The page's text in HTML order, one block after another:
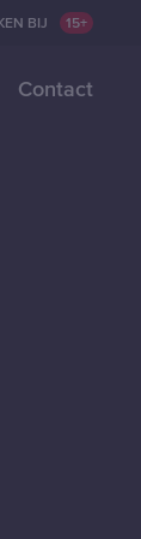
BIJ
Contact
BIJ 15+